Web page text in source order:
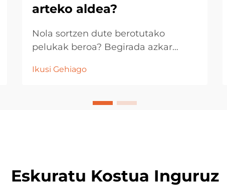
arteko aldea?
Nola sortzen dute berotutako
pelukak beroa? Begirada azkar
peluk arruntak berdinak dira, biak
daudelako. Hala ere, barruan
Ikusi Gehiago
Eskuratu Kostua Inguruz